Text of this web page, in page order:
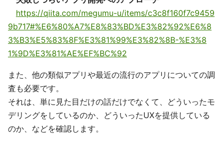
https://qiita.com/megumu-u/items/c3c8f160f7c9459
9b717#%E6%80%A7%E8%83%BD%E3%82%92%E6%8
3%B3%E5%83%8F%E3%81%99%E3%82%8B-%E3%8
1%9D%E3%81%AE%EF%BC%92
また、他の類似アプリや最近の流行のアプリについての調
査も必要です。
それは、単に見た目だけの話だけでなくて、どういったモ
デリングをしているのか、どういったUXを提供している
のか、などを確認します。